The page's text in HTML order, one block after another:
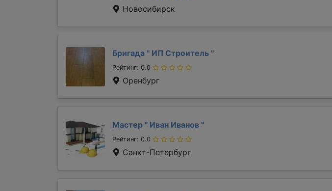
Новосибирск
Бригада " ИП Строитель "
Рейтинг: 0.0
Оренбург
Мастер " Иван Иванов "
Рейтинг: 0.0
Санкт-Петербург